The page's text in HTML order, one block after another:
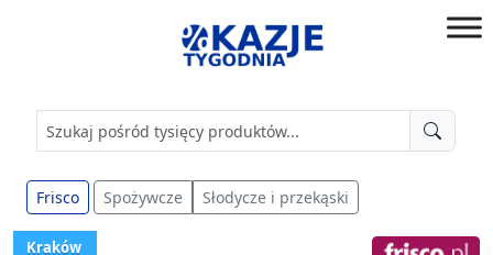
złap
Frisco Spożywcze Słodycze i przekąski
Kraków